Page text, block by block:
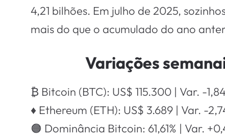
4,21 bilhões. Em julho de 2025,
mais do que o acumulado do ano
Variações
₿ Bitcoin (BTC): US$ 115.300 | Var. -
♦ Ethereum (ETH): US$ 3.689 | Var. -
🟠 Dominância Bitcoin: 61,61% | Var.